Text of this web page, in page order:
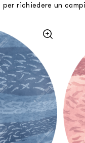
richiedere un